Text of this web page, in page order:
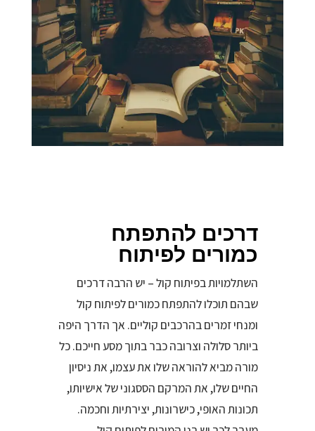
דרכים להתפתח
כמורים לפיתוח
השתלמויות בפיתוח קול – יש הרבה דרכים
שבהם תוכלו להתפתח כמורים לפיתוח קול
ומנחי זמרים בהרכבים קוליים. אך הדרך היפה
ביותר סלולה וצרובה כבר בתוך מסע חייכם. כל
מורה מביא להוראה שלו את עצמו, את ניסיון
החיים שלו, את המרקם הססגוני של אישיותו,
תכונות האופי, כישרונות, יצירתיות וחכמה.